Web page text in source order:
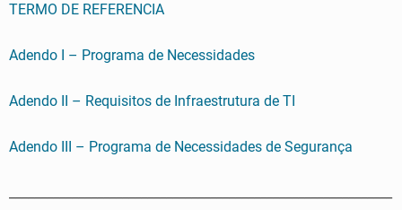
TERMO DE REFERENCIA
Adendo I – Programa de Necessidades
Adendo II – Requisitos de Infraestrutura de TI
Adendo III – Programa de Necessidades de Segurança